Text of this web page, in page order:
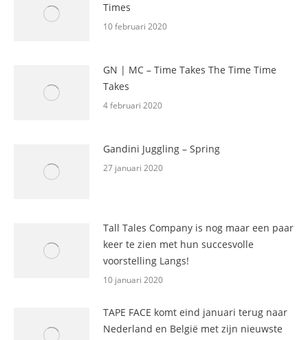
Times
10 februari 2020
GN | MC – Time Takes The Time Time
Takes
4 februari 2020
Gandini Juggling – Spring
27 januari 2020
Tall Tales Company is nog maar een paar
keer te zien met hun succesvolle
voorstelling Langs!
10 januari 2020
TAPE FACE komt eind januari terug naar
Nederland en België met zijn nieuwste